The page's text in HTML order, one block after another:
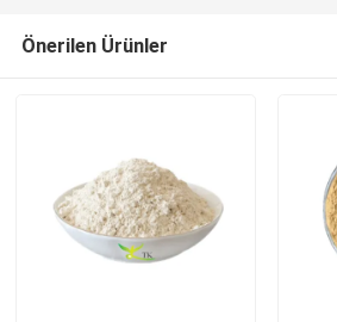
Önerilen Ürünler